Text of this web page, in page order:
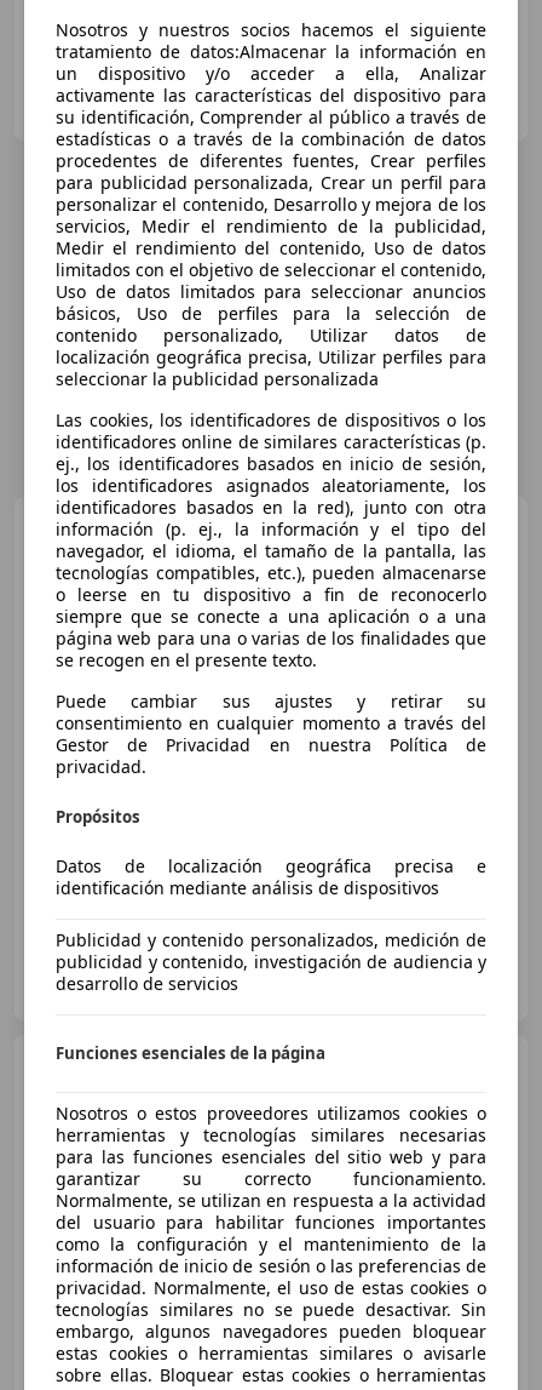
Particular
ES-08818 Olivella
Audi RS6 RS 6 Avant 4.0 TFSI
performance Q. Tip.
148.000 km 445 kW (605 CV)
Particular
ES-45004 Toledo
Audi RS6
€ 51.900
Precio justo
08/2014 122.000 km Gasolina 412 kW (560 CV)
PLACA AUTOMOCION
Nosotros y nuestros socios hacemos el siguiente
tratamiento de datos:Almacenar la información en
un dispositivo y/o acceder a ella, Analizar
activamente las características del dispositivo para
su identificación, Comprender al público a través de
estadísticas o a través de la combinación de datos
procedentes de diferentes fuentes, Crear perfiles
para publicidad personalizada, Crear un perfil para
personalizar el contenido, Desarrollo y mejora de los
servicios, Medir el rendimiento de la publicidad,
Medir el rendimiento del contenido, Uso de datos
limitados con el objetivo de seleccionar el contenido,
Uso de datos limitados para seleccionar anuncios
básicos, Uso de perfiles para la selección de
contenido personalizado, Utilizar datos de
localización geográfica precisa, Utilizar perfiles para
seleccionar la publicidad personalizada
Las cookies, los identificadores de dispositivos o los
identificadores online de similares características (p.
ej., los identificadores basados en inicio de sesión,
los identificadores asignados aleatoriamente, los
identificadores basados en la red), junto con otra
información (p. ej., la información y el tipo del
navegador, el idioma, el tamaño de la pantalla, las
tecnologías compatibles, etc.), pueden almacenarse
o leerse en tu dispositivo a fin de reconocerlo
siempre que se conecte a una aplicación o a una
página web para una o varias de los finalidades que
se recogen en el presente texto.
Puede cambiar sus ajustes y retirar su
consentimiento en cualquier momento a través del
Gestor de Privacidad en nuestra Política de
privacidad.
Propósitos
Datos de localización geográfica precisa e
identificación mediante análisis de dispositivos
Publicidad y contenido personalizados, medición de
publicidad y contenido, investigación de audiencia y
desarrollo de servicios
Funciones esenciales de la página
Nosotros o estos proveedores utilizamos cookies o
herramientas y tecnologías similares necesarias
para las funciones esenciales del sitio web y para
garantizar su correcto funcionamiento.
Normalmente, se utilizan en respuesta a la actividad
del usuario para habilitar funciones importantes
como la configuración y el mantenimiento de la
información de inicio de sesión o las preferencias de
privacidad. Normalmente, el uso de estas cookies o
tecnologías similares no se puede desactivar. Sin
embargo, algunos navegadores pueden bloquear
estas cookies o herramientas similares o avisarle
sobre ellas. Bloquear estas cookies o herramientas